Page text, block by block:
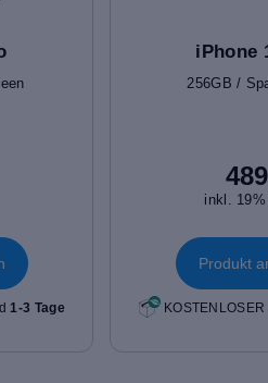
1-3 Tage
iPhone
256GB /
inkl. 19%
Produkt